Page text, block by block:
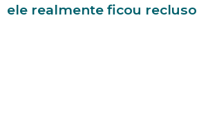
ele realmente ficou recluso